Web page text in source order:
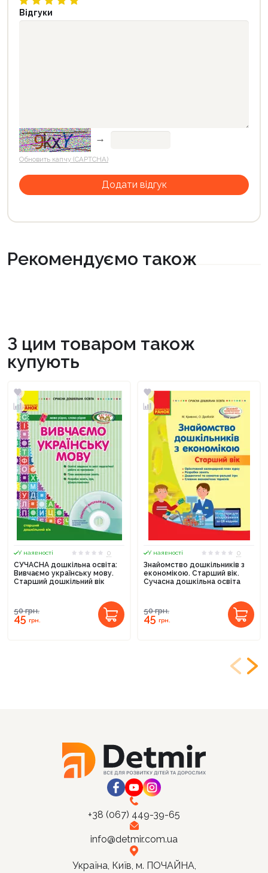
Відгуки
→
Обновить капчу (CAPTCHA)
Рекомендуємо також
З цим товаром також
купують
У наявності
0
СУЧАСНА дошкільна освіта:
Вивчаємо українську мову.
Старший дошкільний вік
50грн.
45грн.
У наявності
0
Знайомство дошкільників з
економікою. Старший вік.
Сучасна дошкільна освіта
50грн.
45грн.
+38 (067) 449-39-65
info@detmir.com.ua
Україна, Київ, м. ПОЧАЙНА,